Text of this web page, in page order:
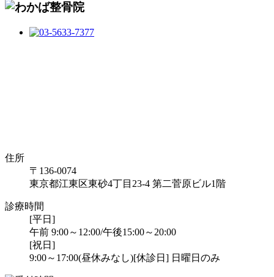
住所
〒136-0074
東京都江東区東砂4丁目23-4 第二菅原ビル1階
診療時間
[平日]
午前 9:00～12:00/午後15:00～20:00
[祝日]
9:00～17:00(昼休みなし)[休診日] 日曜日のみ